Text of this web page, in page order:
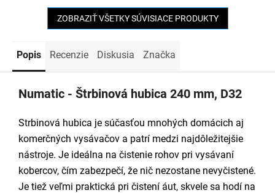
ZOBRAZIŤ VŠETKY SÚVISIACE PRODUKTY
Popis Recenzie Diskusia Značka
Numatic - Štrbinová hubica 240 mm, D32
Strbinová hubica je súčasťou mnohých domácich aj
komerčných vysávačov a patrí medzi najdôležitejšie
nástroje. Je ideálna na čistenie rohov pri vysávaní
kobercov, čím zabezpečí, že nič nezostane nevyčistené.
Je tiež veľmi praktická pri čistení áut, skvele sa hodí na